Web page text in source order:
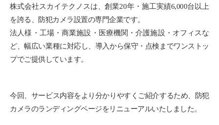
株式会社スカイテクノスは、創業20年・施工実績6,000台以上
を誇る、防犯カメラ設置の専門企業です。
法人様・工場・商業施設・医療機関・介護施設・オフィスな
ど、幅広い業種に対応し、導入から保守・点検までワンストッ
プでご提供しています。
今回、サービス内容をより分かりやすくご紹介するため、防犯
カメラのランディングページをリニューアルいたしました。